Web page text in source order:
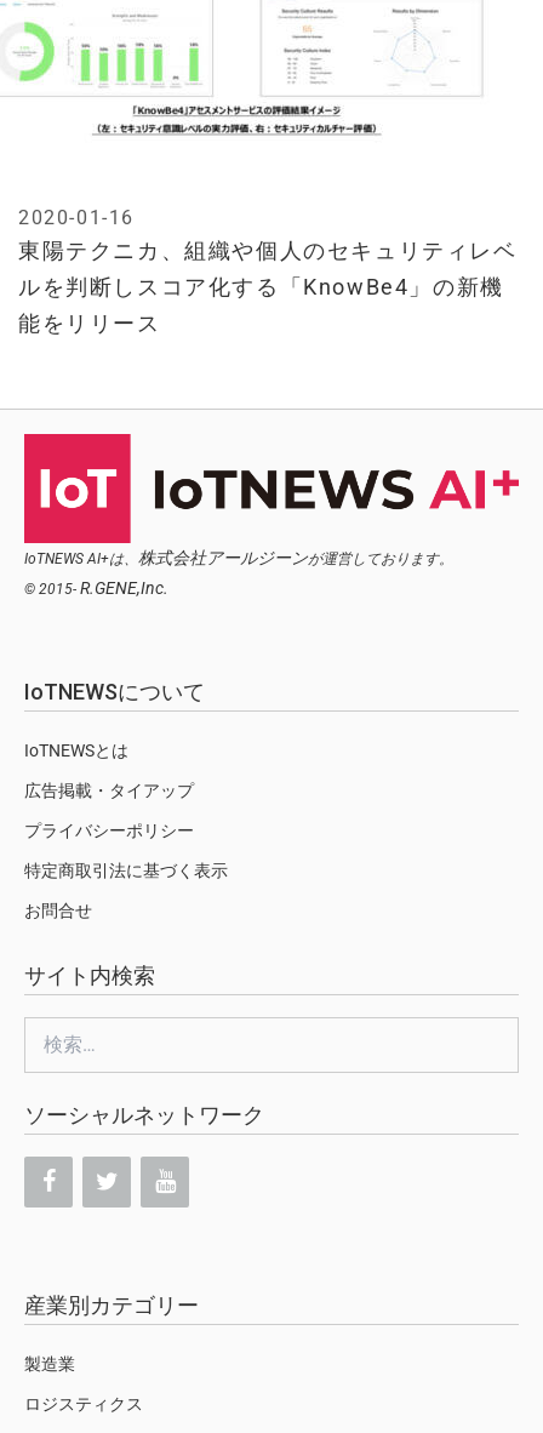
東陽テクニカ、組織や個人のセキュリティレベ
ルを判断しスコア化する「KnowBe4」の新機
能をリリース
2020-01-16
IoTNEWS AI+は、 株式会社アールジーンが運営しております。
© 2015- R.GENE,Inc.
IoTNEWSについて
IoTNEWSとは
広告掲載・タイアップ
プライバシーポリシー
特定商取引法に基づく表示
お問合せ
サイト内検索
索:
ソーシャルネットワーク
産業別カテゴリー
製造業
ロジスティクス